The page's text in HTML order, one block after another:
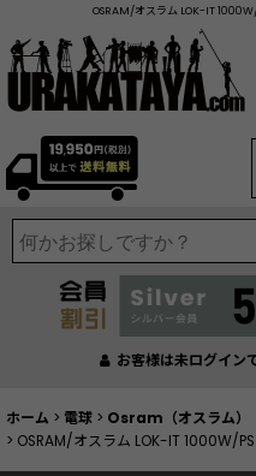
OSRAM/オスラム LOK-IT
お客様は未ログイン
ホーム > 電球 > Osram（オスラム）
> OSRAM/オスラム LOK-IT 1000W/